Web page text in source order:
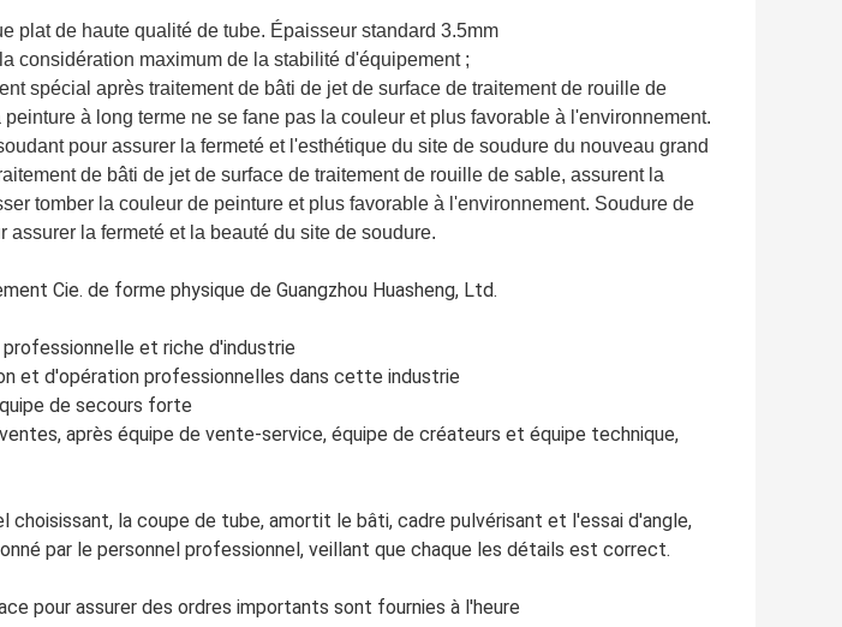
plat de haute qualité de tube. Épaisseur standard 3.5mm
considération maximum de la stabilité d'équipement ;
spécial après traitement de bâti de jet de surface de traitement de rouille de
à long terme ne se fane pas la couleur et plus favorable à l'environnement.
pour assurer la fermeté et l'esthétique du site de soudure du nouveau grand
de bâti de jet de surface de traitement de rouille de sable, assurent la
tomber la couleur de peinture et plus favorable à l'environnement. Soudure de
assurer la fermeté et la beauté du site de soudure.
Cie. de forme physique de Guangzhou Huasheng, Ltd.
professionnelle et riche d'industrie
et d'opération professionnelles dans cette industrie
de secours forte
après équipe de vente-service, équipe de créateurs et équipe technique,
choisissant, la coupe de tube, amortit le bâti, cadre pulvérisant et l'essai d'angle,
par le personnel professionnel, veillant que chaque les détails est correct.
pour assurer des ordres importants sont fournies à l'heure